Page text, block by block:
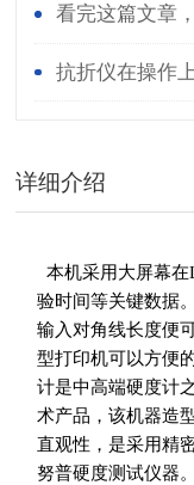
看完这篇文章
性测定仪吗？
抗折仪在操作
详细介绍
本机采用大屏幕
验时间等关键数据
输入对角线长度便
型打印机可以方便
计是中高端硬度计
术产品，该机器造
直观性，是采用精
努普硬度测试仪器